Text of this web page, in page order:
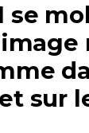
se
sur